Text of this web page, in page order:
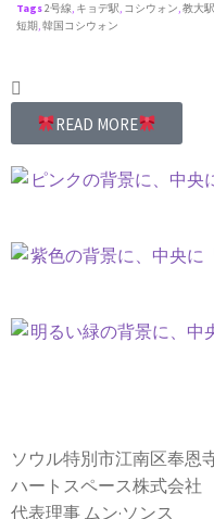
Tags2号線, キョデ駅, コシウォン,教大駅
短期,韓国コシウォン
READ MORE
ソウル特別市江南区奉恩
ハートスペース株式会社
代表理事 ムン·ソンス